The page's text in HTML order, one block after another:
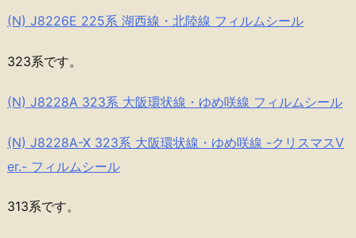
(N) J8226E 225系 湖西線・北陸線 フィルムシール
323系です。
(N) J8228A 323系 大阪環状線・ゆめ咲線 フィルムシール
(N) J8228A-X 323系 大阪環状線・ゆめ咲線 -クリスマスV
er.- フィルムシール
313系です。